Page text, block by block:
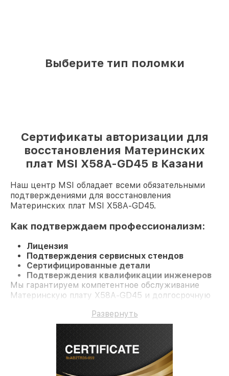
Выберите тип поломки
Сертификаты авторизации для
восстановления Материнских
плат MSI X58A-GD45 в Казани
Наш центр MSI обладает всеми обязательными
подтверждениями для восстановления
Материнских плат MSI X58A-GD45.
Как подтверждаем профессионализм:
Лицензия
Подтверждения сервисных стендов
Сертифицированные детали
Подтверждения квалификации инженеров
Мы гарантируем компетентное обслуживание
Материнскую плату X58A-GD45 и долгосрочную
Развернуть